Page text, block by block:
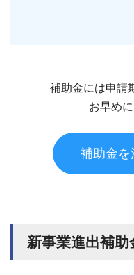
補助金には申請
お早め
補助金を
新事業進出補助